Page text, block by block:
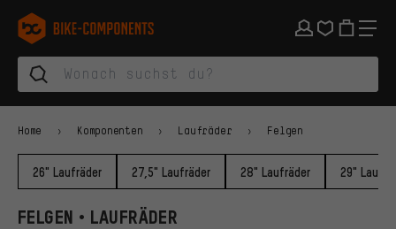
Zur Hauptnavigation springen
Zur Kategorienavigation springen
Zum Inhalt springen
Zu Marken und Newsletter springen
Zur Fußzeile springen
bike-components.de Startseite
Home Komponenten Laufräder Felgen
26" Laufräder 27,5" Laufräder 28" Laufräder 29"
FELGEN • LAUFRÄDER